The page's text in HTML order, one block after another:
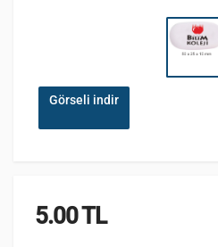
Görseli indir
5.00 TL